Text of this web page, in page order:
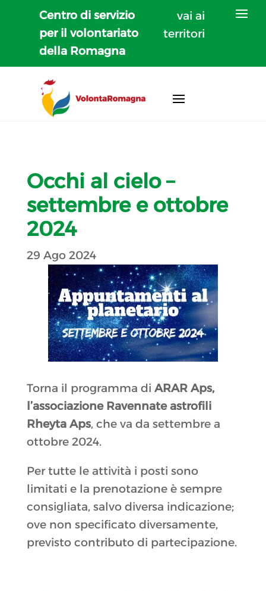
Centro di servizio
per il volontariato
della Romagna
vai ai
territori
Occhi al cielo –
settembre e ottobre
2024
29 Ago 2024
Torna il programma di ARAR Aps,
l’associazione Ravennate astrofili
Rheyta Aps, che va da settembre a
ottobre 2024.
Per tutte le attività i posti sono
limitati e la prenotazione è sempre
consigliata, salvo diversa indicazione;
ove non specificato diversamente,
previsto contributo di partecipazione.